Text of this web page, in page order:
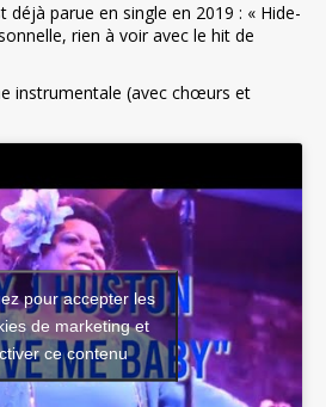
déjà parue en single en 2019 : « Hide-
rien à voir avec le hit de
instrumentale (avec chœurs et
pour accepter les
de marketing et
ce contenu